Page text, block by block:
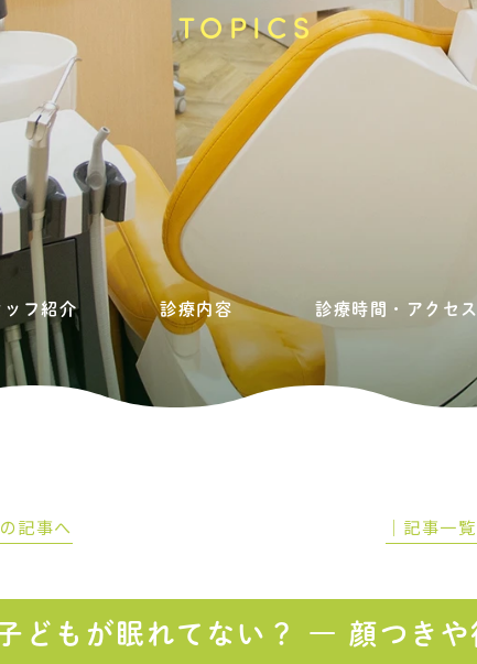
TOPICS
ッフ紹介 診療内容 診療時間・アクセス
記事へ │記事一
どもが眠れてない？ ― 顔つきや